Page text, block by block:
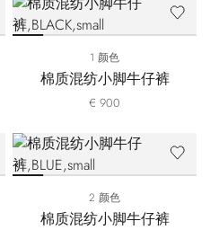
1 颜色
棉质混纺小脚牛仔裤
€ 900
2 颜色
棉质混纺小脚牛仔裤